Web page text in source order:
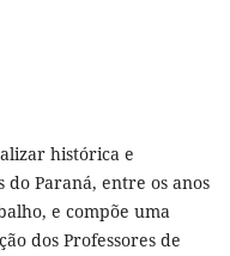
histórica e
do Paraná, entre os anos
e compõe uma
dos Professores de